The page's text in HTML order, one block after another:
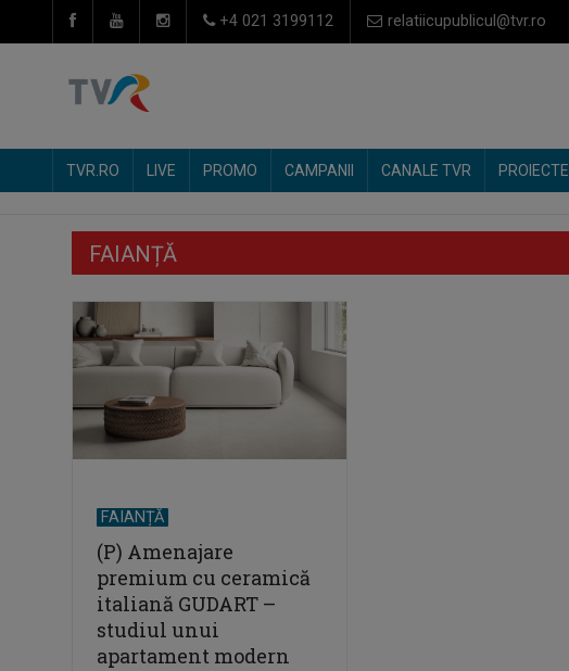
+4 021 3199112 relatiicupublicul@tvr.ro
TVR.RO LIVE PROMO CAMPANII CANALE TVR PROIECTE
FAIANȚĂ
FAIANȚĂ
(P) Amenajare
premium cu ceramică
italiană GUDART –
studiul unui
apartament modern